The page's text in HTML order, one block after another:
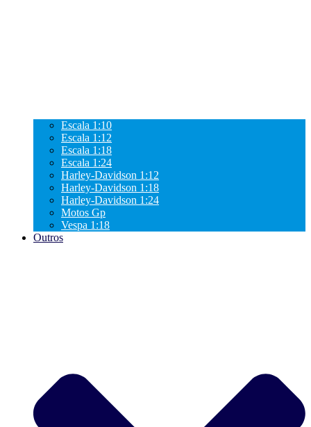
Escala 1:10
Escala 1:12
Escala 1:18
Escala 1:24
Harley-Davidson 1:12
Harley-Davidson 1:18
Harley-Davidson 1:24
Motos Gp
Vespa 1:18
Outros